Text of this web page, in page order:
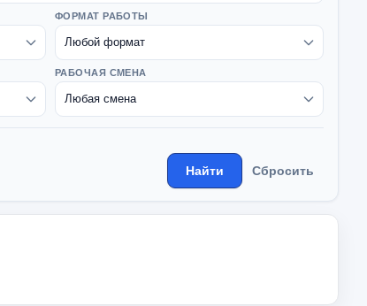
ФОРМАТ РАБОТЫ
РАБОЧАЯ СМЕНА
Найти Сбросить